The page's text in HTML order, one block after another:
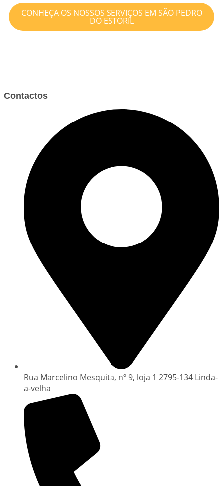
CONHEÇA OS NOSSOS SERVIÇOS EM SÃO PEDRO
DO ESTORIL
Contactos
Rua Marcelino Mesquita, nº 9, loja 1 2795-134 Linda-
a-velha